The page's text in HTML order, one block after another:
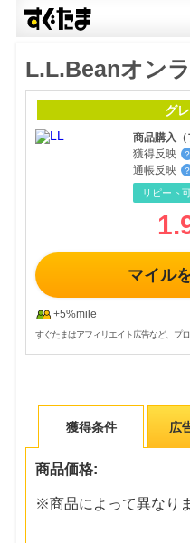
L.L.Beanオン
グ
商品購入（
獲得反映
？
通帳反映
？
リピート
マイル
+5%mile
すぐたまはアフィリエイト広告など、プ
獲得条件 広
商品価格:
※商品によって異なり